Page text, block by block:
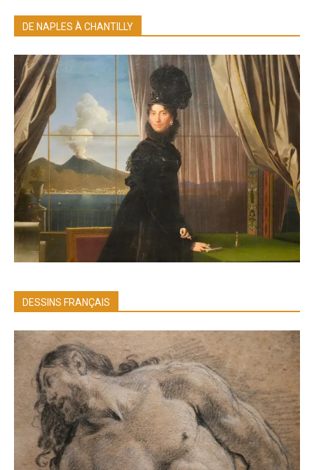
DE NAPLES À CHANTILLY
DESSINS FRANÇAIS